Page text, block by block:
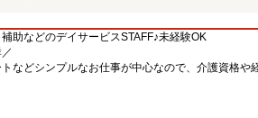
助などのデイサービスSTAFF♪未経験OK
などシンプルなお仕事が中心なので、介護資格